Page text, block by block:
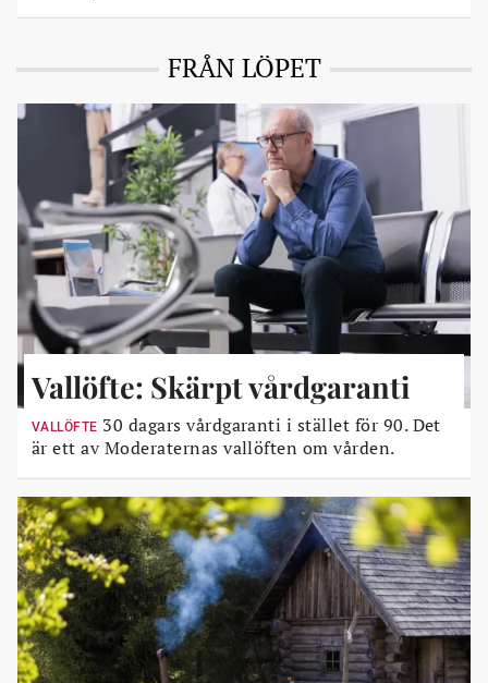
FRÅN LÖPET
Vallöfte: Skärpt vårdgaranti
VALLÖFTE 30 dagars vårdgaranti i stället för 90. Det
är ett av Moderaternas vallöften om vården.